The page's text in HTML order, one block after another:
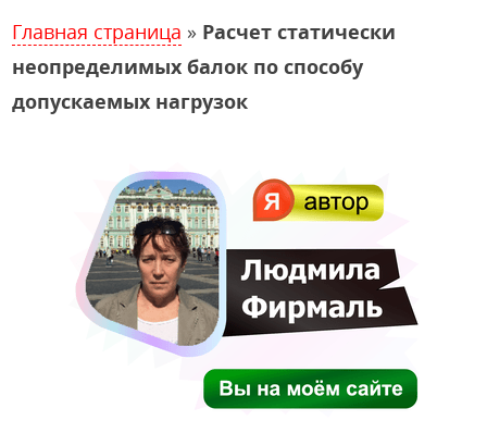
Главная страница » Расчет статически
неопределимых балок по способу
допускаемых нагрузок